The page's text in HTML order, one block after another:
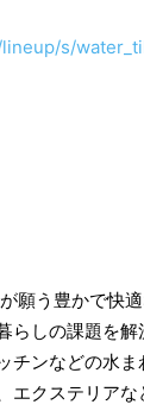
s/
願う豊かで快
らしの課題を解
チンなどの水ま
エクステリアな